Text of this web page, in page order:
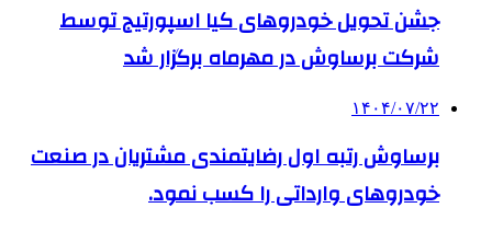
جشن تحویل خودروهای کیا اسپورتیج توسط
شرکت برساوش در مهرماه برگزار شد
۱۴۰۴/۰۷/۲۲
برساوش رتبه اول رضایتمندی مشتریان در صنعت
خودروهای وارداتی را کسب نمود.